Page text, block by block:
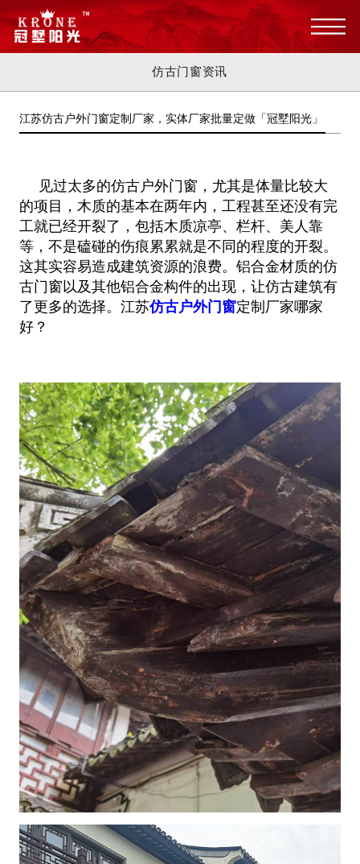
仿古门窗资讯
江苏仿古户外门窗定制厂家，实体厂家批量定做「冠墅阳光」
见过太多的仿古户外门窗，尤其是体量比较大
的项目，木质的基本在两年内，工程甚至还没有完
工就已经开裂了，包括木质凉亭、栏杆、美人靠
等，不是磕碰的伤痕累累就是不同的程度的开裂。
这其实容易造成建筑资源的浪费。铝合金材质的仿
古门窗以及其他铝合金构件的出现，让仿古建筑有
了更多的选择。江苏仿古户外门窗定制厂家哪家
好？